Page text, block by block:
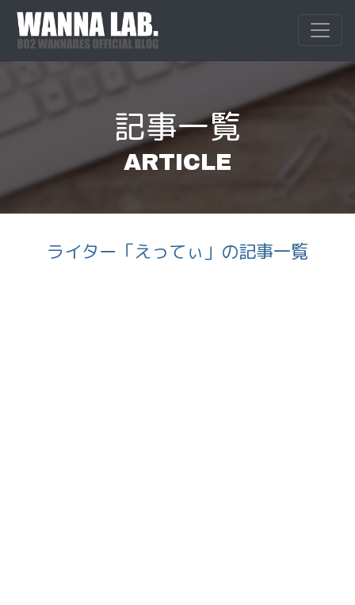
Skip
content
記事一覧
ARTICLE
ライター「えってぃ」の記事一覧